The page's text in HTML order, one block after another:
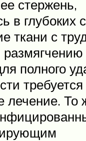
стержень,
в глубоких
ткани с
полного
требуется
лечение. То